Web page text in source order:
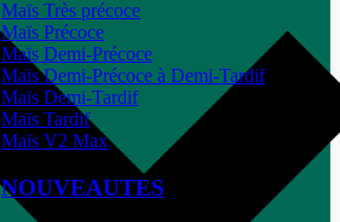
Maïs Très précoce
Maïs Précoce
Maïs Demi-Précoce
Maïs Demi-Précoce à Demi-Tardif
Maïs Demi-Tardif
Maïs Tardif
Maïs V2 Max
NOUVEAUTES